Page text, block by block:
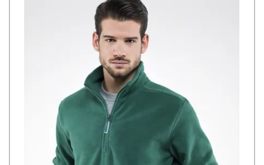
contempo una grande resistenza all'usura. Completa di etichetta
removibile, facilita la personalizzazione con loghi o design specifici,
rendendola perfetta per squadre lavorative o per promuovere